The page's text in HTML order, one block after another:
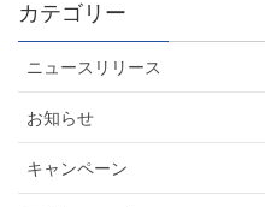
カテゴリー
ニュースリリース
お知らせ
キャンペーン